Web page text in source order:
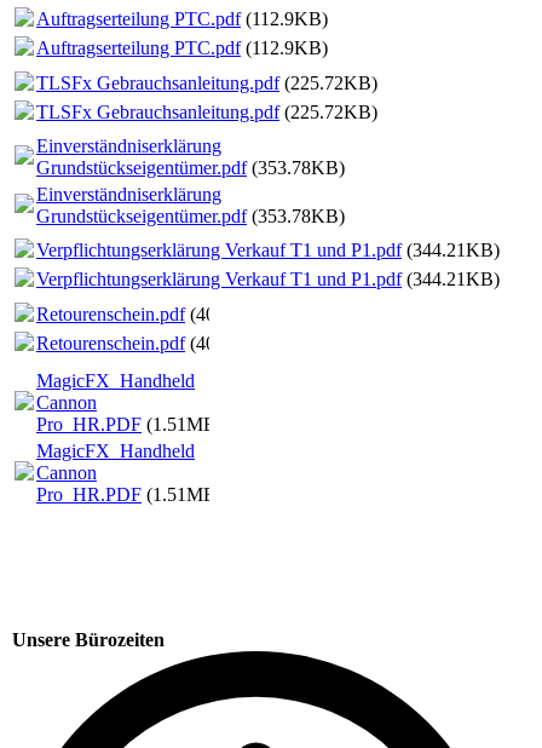
Auftragserteilung PTC.pdf(112.9KB)
Auftragserteilung PTC.pdf(112.9KB)
TLSFx Gebrauchsanleitung.pdf(225.72KB)
TLSFx Gebrauchsanleitung.pdf(225.72KB)
Einverständniserklärung
Grundstückseigentümer.pdf(353.78KB)
Einverständniserklärung
Grundstückseigentümer.pdf(353.78KB)
Verpflichtungserklärung Verkauf T1 und P1.pdf(344.21KB)
Verpflichtungserklärung Verkauf T1 und P1.pdf(344.21KB)
Retourenschein.pdf(405.06KB)
Retourenschein.pdf(405.06KB)
MagicFX_Handheld
Cannon
Pro_HR.PDF (1.51MB)
MagicFX_Handheld
Cannon
Pro_HR.PDF (1.51MB)
Unsere Bürozeiten